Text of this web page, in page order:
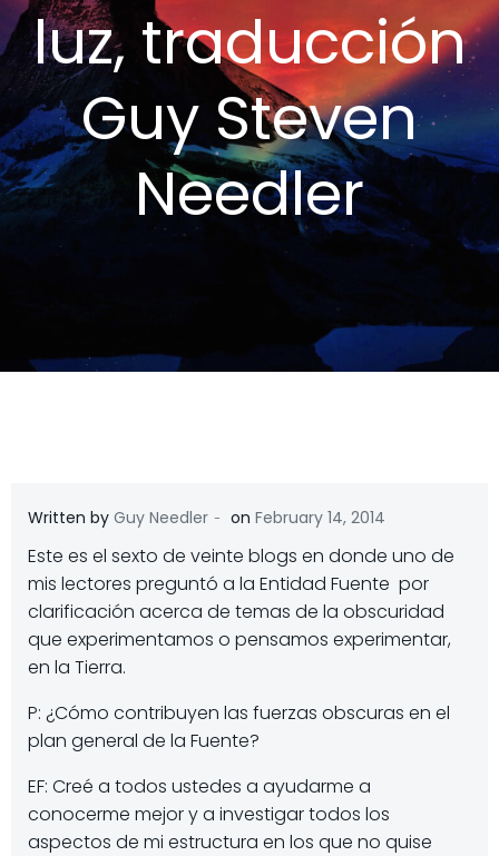
luz, traducción
Guy Steven
Needler
Written by Guy Needler - on February 14, 2014
Este es el sexto de veinte blogs en donde uno de
mis lectores preguntó a la Entidad Fuente por
clarificación acerca de temas de la obscuridad
que experimentamos o pensamos experimentar,
en la Tierra.
P: ¿Cómo contribuyen las fuerzas obscuras en el
plan general de la Fuente?
EF: Creé a todos ustedes a ayudarme a
conocerme mejor y a investigar todos los
aspectos de mi estructura en los que no quise